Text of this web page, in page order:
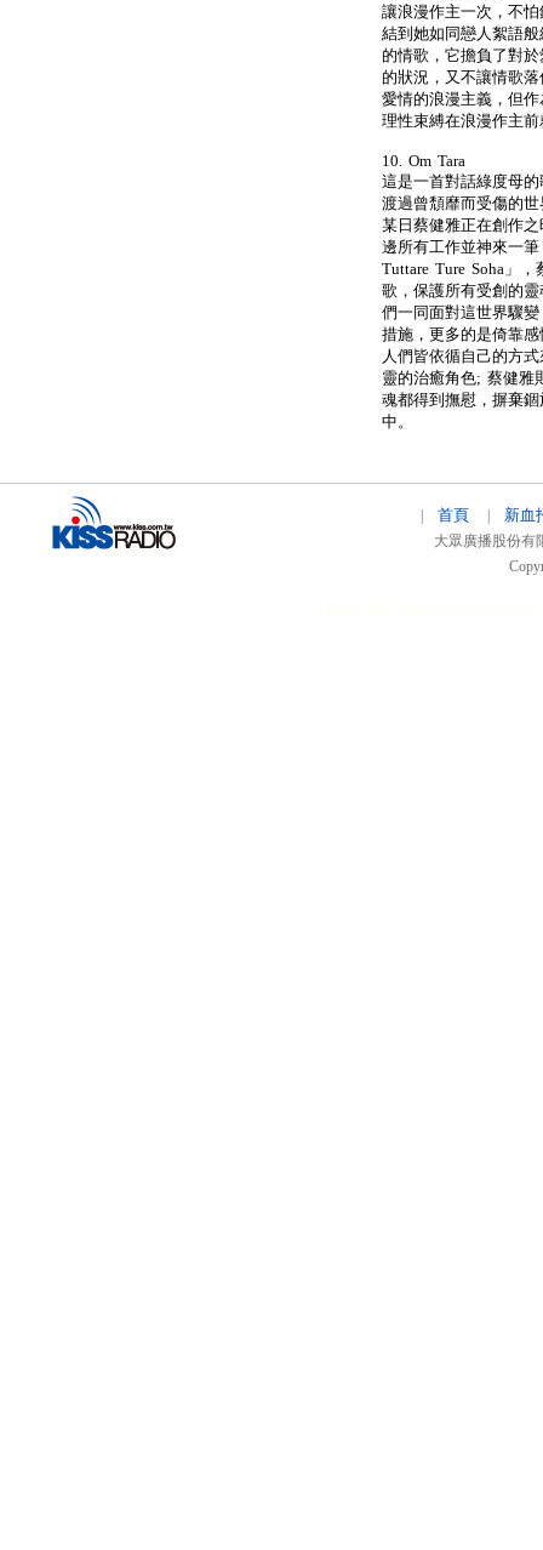
讓浪漫作主一次，不
結到她如同戀人絮語
的情歌，它擔負了對於
的狀況，又不讓情歌
愛情的浪漫主義，但
理性束縛在浪漫作主
10. Om Tara
這是一首對話綠度母
渡過曾頹靡而受傷的
某日蔡健雅正在創作
邊所有工作並神來一
Tuttare Ture Soha」
歌，保護所有受創的
們一同面對這世界驟
措施，更多的是倚靠
人們皆依循自己的方
靈的治癒角色; 蔡健雅
魂都得到撫慰，摒棄
中。
首頁 新血
大眾廣播股份有